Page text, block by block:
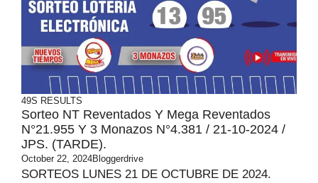
49S RESULTS
Sorteo NT Reventados Y Mega Reventados
N°21.955 Y 3 Monazos N°4.381 / 21-10-2024 /
JPS. (TARDE).
October 22, 2024Bloggerdrive
SORTEOS LUNES 21 DE OCTUBRE DE 2024.